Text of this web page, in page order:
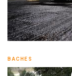
BACHES